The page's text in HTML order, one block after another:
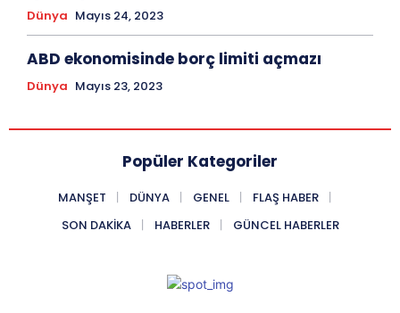
Dünya Mayıs 24, 2023
ABD ekonomisinde borç limiti açmazı
Dünya Mayıs 23, 2023
Popüler Kategoriler
MANŞET DÜNYA GENEL
FLAŞ HABER
SON DAKIKA
HABERLER GÜNCEL HABERLER